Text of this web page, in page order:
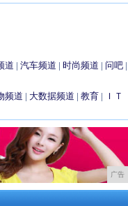
道 | 汽车频道 | 时尚频道 | 问吧 |
频道 | 大数据频道 | 教育 |
ＩＴ
广告